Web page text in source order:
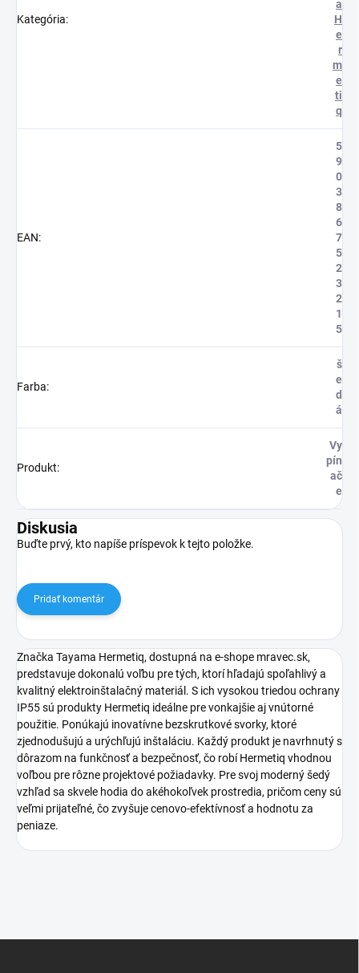
Kategória:
a
H
e
r
m
e
ti
q
EAN:
5
9
0
3
8
6
7
5
2
3
2
1
5
Farba:
š
e
d
á
Produkt:
Vy
pín
ač
e
Diskusia
Buďte prvý, kto napíše príspevok k tejto položke.
Pridať komentár
Značka Tayama Hermetiq, dostupná na e-shope mravec.sk,
predstavuje dokonalú voľbu pre tých, ktorí hľadajú spoľahlivý a
kvalitný elektroinštalačný materiál. S ich vysokou triedou ochrany
IP55 sú produkty Hermetiq ideálne pre vonkajšie aj vnútorné
použitie. Ponúkajú inovatívne bezskrutkové svorky, ktoré
zjednodušujú a urýchľujú inštaláciu. Každý produkt je navrhnutý s
dôrazom na funkčnosť a bezpečnosť, čo robí Hermetiq vhodnou
voľbou pre rôzne projektové požiadavky. Pre svoj moderný šedý
vzhľad sa skvele hodia do akéhokoľvek prostredia, pričom ceny sú
veľmi prijateľné, čo zvyšuje cenovo-efektívnosť a hodnotu za
peniaze.